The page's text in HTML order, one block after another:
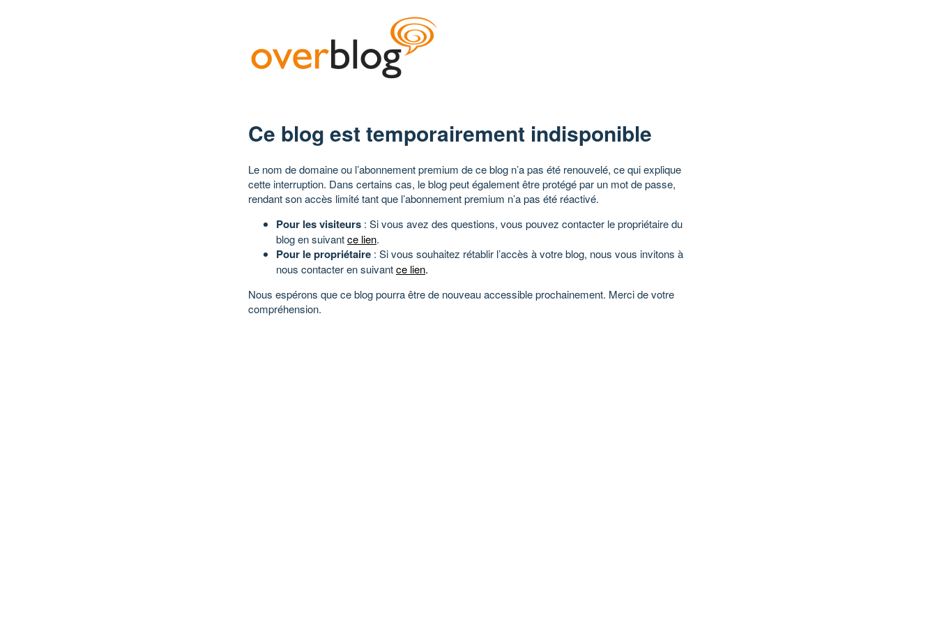
Ce blog est temporairement indisponible
Le nom de domaine ou l’abonnement premium de ce blog n’a pas été renouvelé, ce qui explique
cette interruption. Dans certains cas, le blog peut également être protégé par un mot de passe,
rendant son accès limité tant que l’abonnement premium n’a pas été réactivé.
Pour les visiteurs : Si vous avez des questions, vous pouvez contacter le propriétaire du
blog en suivantce lien.
Pour le propriétaire : Si vous souhaitez rétablir l’accès à votre blog, nous vous invitons à
nous contacter en suivantce lien.
Nous espérons que ce blog pourra être de nouveau accessible prochainement. Merci de votre
compréhension.